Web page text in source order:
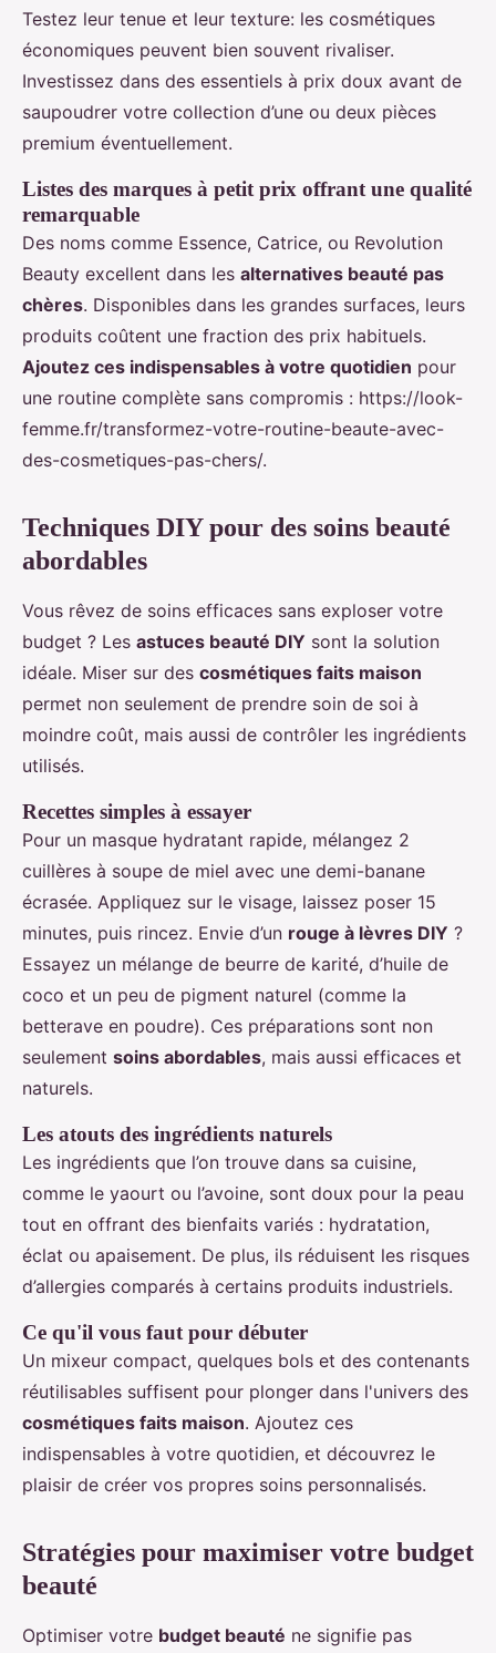
Testez leur tenue et leur texture: les cosmétiques
économiques peuvent bien souvent rivaliser.
Investissez dans des essentiels à prix doux avant de
saupoudrer votre collection d’une ou deux pièces
premium éventuellement.
Listes des marques à petit prix offrant une qualité
remarquable
Des noms comme Essence, Catrice, ou Revolution
Beauty excellent dans les alternatives beauté pas
chères. Disponibles dans les grandes surfaces, leurs
produits coûtent une fraction des prix habituels.
Ajoutez ces indispensables à votre quotidien pour
une routine complète sans compromis : https://look-
femme.fr/transformez-votre-routine-beaute-avec-
des-cosmetiques-pas-chers/.
Techniques DIY pour des soins beauté
abordables
Vous rêvez de soins efficaces sans exploser votre
budget ? Les astuces beauté DIY sont la solution
idéale. Miser sur des cosmétiques faits maison
permet non seulement de prendre soin de soi à
moindre coût, mais aussi de contrôler les ingrédients
utilisés.
Recettes simples à essayer
Pour un masque hydratant rapide, mélangez 2
cuillères à soupe de miel avec une demi-banane
écrasée. Appliquez sur le visage, laissez poser 15
minutes, puis rincez. Envie d’un rouge à lèvres DIY ?
Essayez un mélange de beurre de karité, d’huile de
coco et un peu de pigment naturel (comme la
betterave en poudre). Ces préparations sont non
seulement soins abordables, mais aussi efficaces et
naturels.
Les atouts des ingrédients naturels
Les ingrédients que l’on trouve dans sa cuisine,
comme le yaourt ou l’avoine, sont doux pour la peau
tout en offrant des bienfaits variés : hydratation,
éclat ou apaisement. De plus, ils réduisent les risques
d’allergies comparés à certains produits industriels.
Ce qu'il vous faut pour débuter
Un mixeur compact, quelques bols et des contenants
réutilisables suffisent pour plonger dans l'univers des
cosmétiques faits maison. Ajoutez ces
indispensables à votre quotidien, et découvrez le
plaisir de créer vos propres soins personnalisés.
Stratégies pour maximiser votre budget
beauté
Optimiser votre budget beauté ne signifie pas